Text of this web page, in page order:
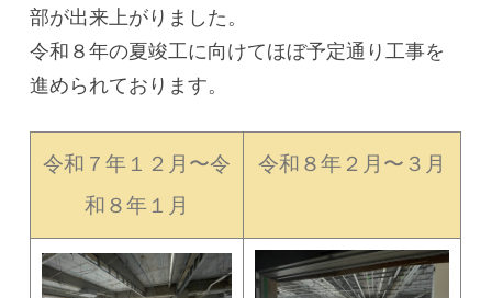
部が出来上がりました。
令和８年の夏竣工に向けてほぼ予定通り工事を
進められております。
令和７年１２月〜令
和８年１月
令和８年２月〜３月